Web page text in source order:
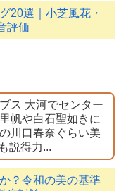
20選｜小芝風花・
評価
ス 大河でセンター
帆や白石聖如きに
川口春奈ぐらい美
説得力...
？令和の美の基準